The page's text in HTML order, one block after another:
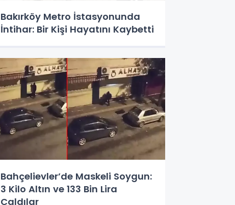
Bakırköy Metro İstasyonunda
İntihar: Bir Kişi Hayatını Kaybetti
Bahçelievler’de Maskeli Soygun:
3 Kilo Altın ve 133 Bin Lira
Çaldılar